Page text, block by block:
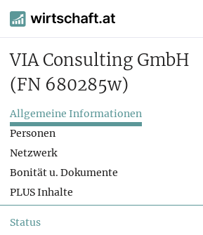
VIA Consulting GmbH
(FN 680285w)
Allgemeine Informationen
Personen
Netzwerk
Bonität u. Dokumente
PLUS Inhalte
Status